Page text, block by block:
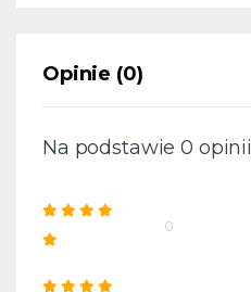
Opinie (0)
Na podstawie 0 opinii
0